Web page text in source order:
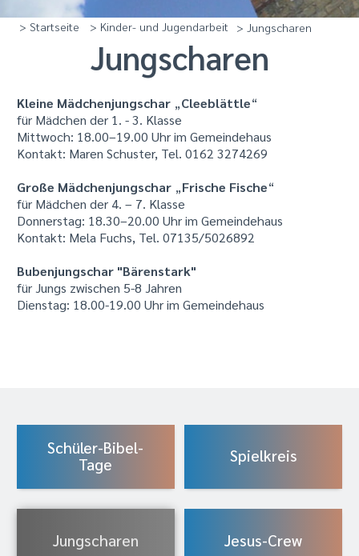
> Startseite > Kinder- und Jugendarbeit > Jungscharen
Jungscharen
Kleine Mädchenjungschar „Cleeblättle“
für Mädchen der 1. - 3. Klasse
Mittwoch: 18.00–19.00 Uhr im Gemeindehaus
Kontakt: Maren Schuster, Tel. 0162 3274269
Große Mädchenjungschar „Frische Fische“
für Mädchen der 4. – 7. Klasse
Donnerstag: 18.30–20.00 Uhr im Gemeindehaus
Kontakt: Mela Fuchs, Tel. 07135/5026892
Bubenjungschar "Bärenstark"
für Jungs zwischen 5-8 Jahren
Dienstag: 18.00-19.00 Uhr im Gemeindehaus
Schüler-Bibel-
Tage
Spielkreis
Jungscharen Jesus-Crew